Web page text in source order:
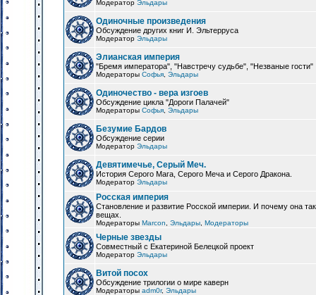
Модератор Эльдары
Одиночные произведения
Обсуждение других книг И. Эльтерруса
Модератор Эльдары
Элианская империя
"Бремя императора", "Навстречу судьбе", "Незваные гости"
Модераторы Софья Эльдары
Одиночество - вера изгоев
Обсуждение цикла "Дороги Палачей"
Модераторы Софья Эльдары
Безумие Бардов
Обсуждение серии
Модератор Эльдары
Девятимечье, Серый Меч.
История Серого Мага, Серого Меча и Серого Дракона.
Модератор Эльдары
Росская империя
Становление и развитие Росской империи. И почему она
вещах.
Модераторы Marcon Эльдары Модераторы
Черные звезды
Совместный с Екатериной Белецкой проект
Модератор Эльдары
Витой посох
Обсуждение трилогии о мире каверн
Модераторы adm0r, Эльдары